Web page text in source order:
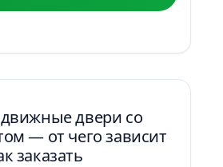
двери со
— от чего зависит
заказать